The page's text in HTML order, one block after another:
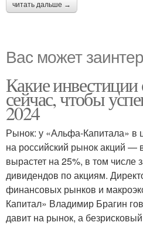
читать дальше →
Вас может
Какие инвестиции
сейчас, чтобы
2024
Рынок: у «Альфа-Капитала» в
на российский рынок акций —
вырастет на 25%, в том числе
дивидендов по акциям.
финансовых рынков и
Капитал» Владимир Брагин
давит на рынок, а